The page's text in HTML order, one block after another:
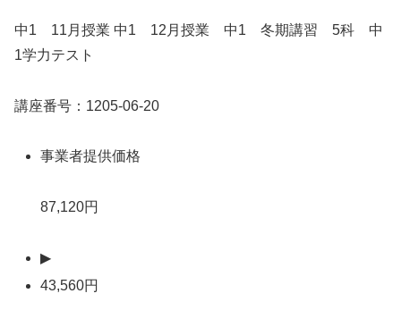
中1 11月授業 中1 12月授業 中1 冬期講習 5科 中
1学力テスト
講座番号：1205-06-20
事業者提供価格
87,120円
▶
43,560円